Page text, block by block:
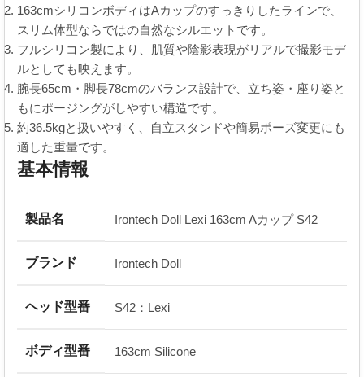
163cmシリコンボディはAカップのすっきりしたラインで、
スリム体型ならではの自然なシルエットです。
フルシリコン製により、肌質や陰影表現がリアルで撮影モデ
ルとしても映えます。
腕長65cm・脚長78cmのバランス設計で、立ち姿・座り姿と
もにポージングがしやすい構造です。
約36.5kgと扱いやすく、自立スタンドや簡易ポーズ変更にも
適した重量です。
基本情報
製品名 Irontech Doll Lexi 163cm Aカップ S42
ブランド Irontech Doll
ヘッド型番 S42：Lexi
ボディ型番 163cm Silicone